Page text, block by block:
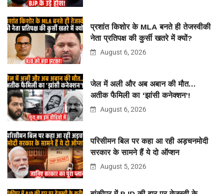
प्रशांत किशोर के MLA बनते ही तेजस्वीकी
नेता प्रतिपक्ष की कुर्सी खतरे में क्यों?
August 6, 2026
जेल में अली और अब अबान की मौत…
अतीक फैमिली का ‘झांसी कनेक्शन’!
August 6, 2026
परिसीमन बिल पर कहा आ रही अड़चनमोदी
सरकार के सामने हैं ये दो ऑप्शन
August 5, 2026